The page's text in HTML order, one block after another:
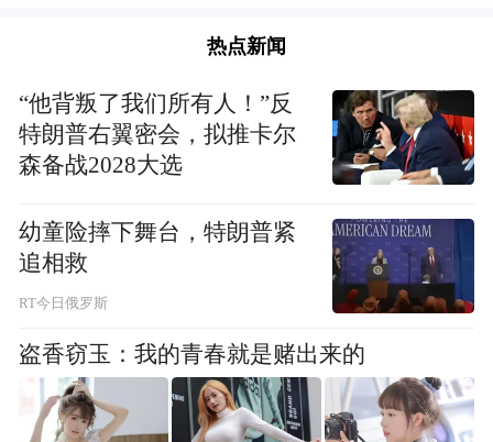
2. 信仰纯正，勤修三学，遵守教义教规，品
行端正。
日期于1967年10月08日至2006年10月08日之
间）。六根具足，身心健康（无传染病、精
4. 做净人须满一年以上；有婚史者，须在做
净人之前保持单身（离婚或丧偶）。
热点新闻
“他背叛了我们所有人！”反
特朗普右翼密会，拟推卡尔
森备战2028大选
幼童险摔下舞台，特朗普紧
追相救
RT今日俄罗斯
盗香窃玉：我的青春就是赌出来的